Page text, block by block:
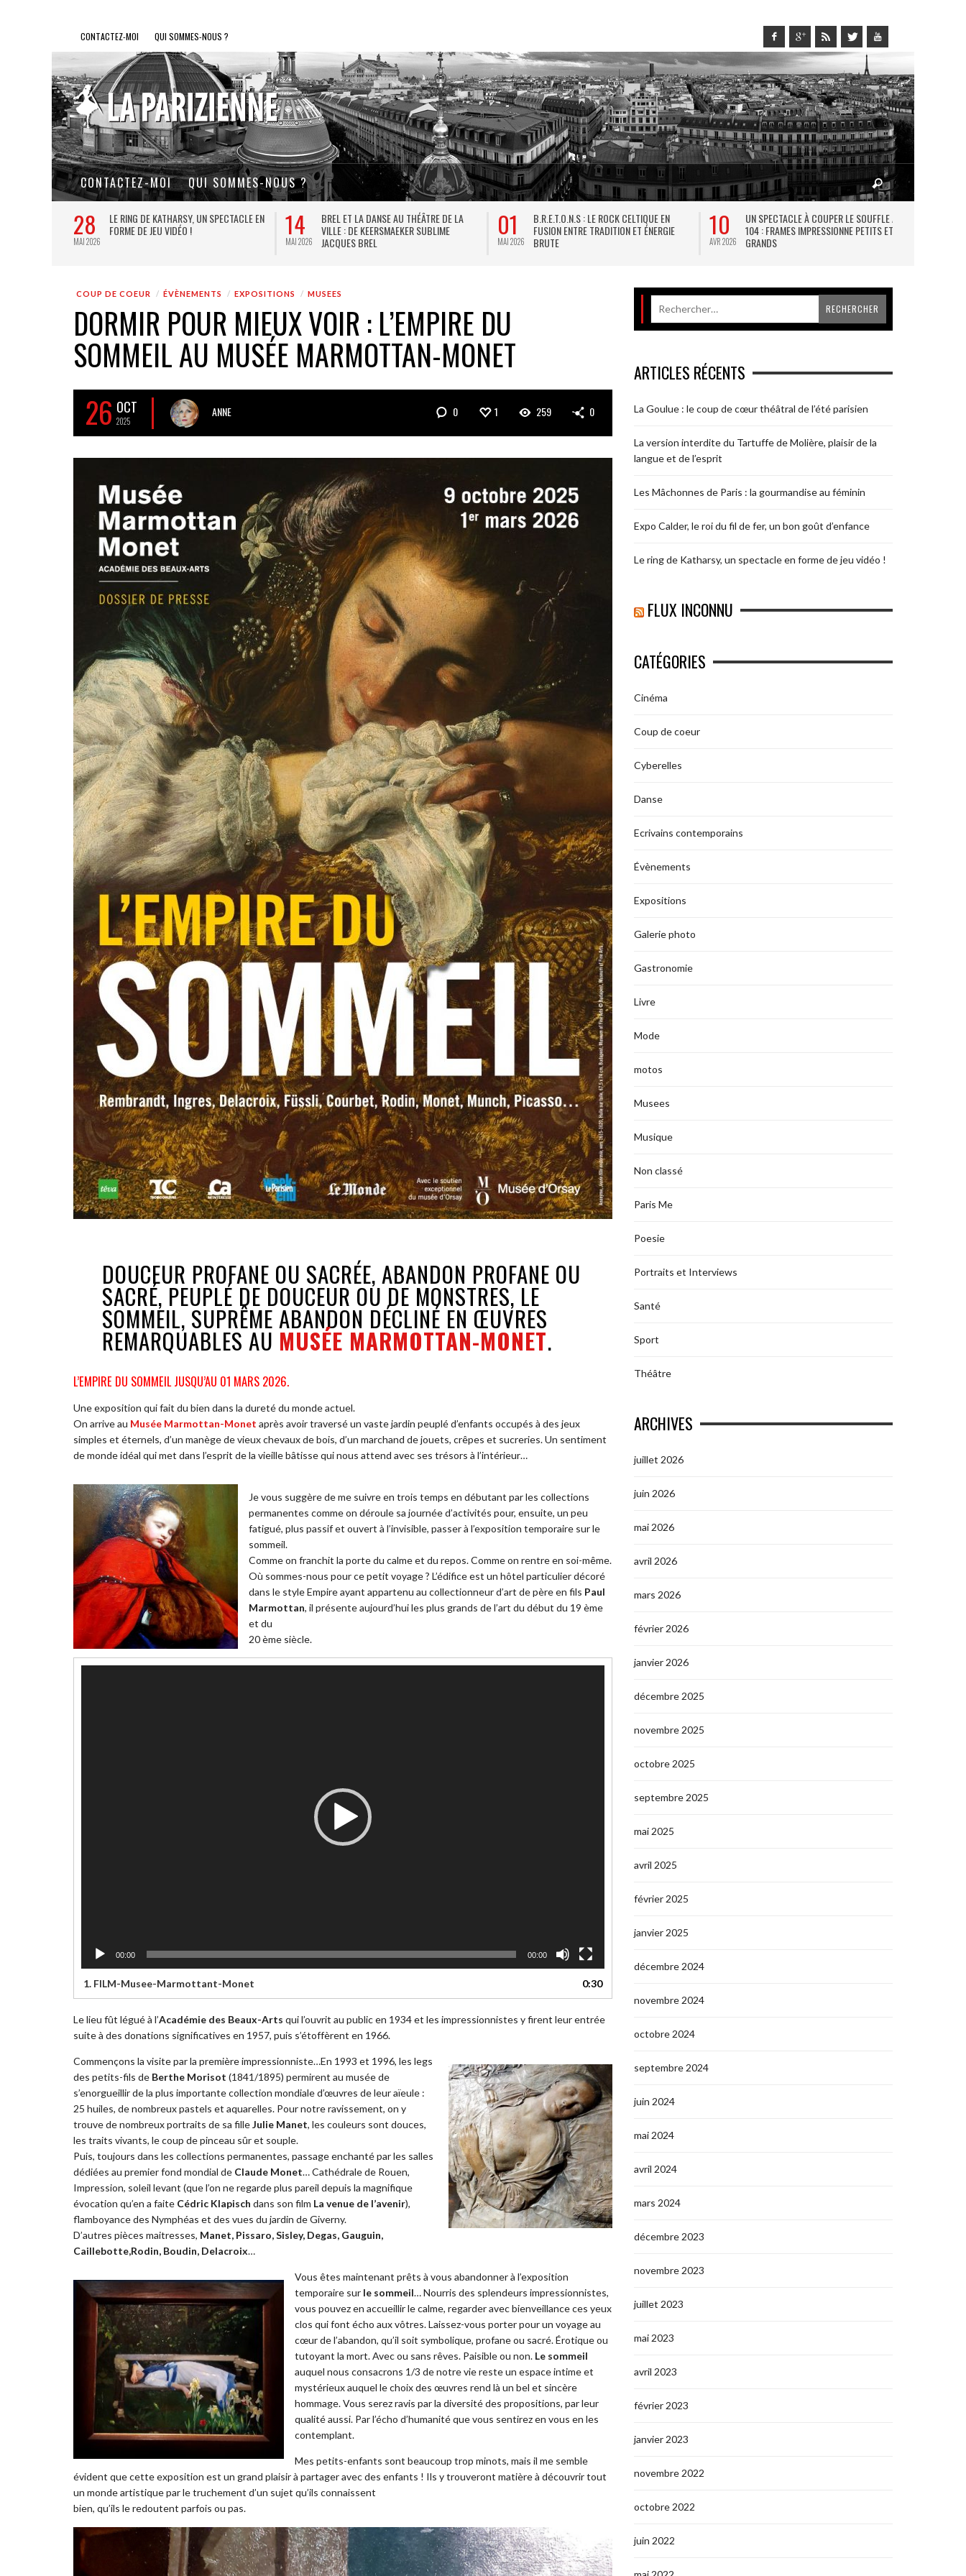
CONTACTEZ-MOI QUI SOMMES-NOUS ?
CONTACTEZ-MOI QUI SOMMES-NOUS ?
28
MAI 2026
LE RING DE KATHARSY, UN SPECTACLE EN
FORME DE JEU VIDÉO !
14
MAI 2026
BREL ET LA DANSE AU THÉÂTRE DE LA
VILLE : DE KEERSMAEKER SUBLIME
JACQUES BREL
01
MAI 2026
B.R.E.T.O.N.S : LE ROCK CELTIQUE EN
FUSION ENTRE TRADITION ET ÉNERGIE
BRUTE
10
AVR 2026
UN SPECTACLE À COUPER LE SOUFFLE AU
104 : FRAMES IMPRESSIONNE PETITS ET
GRANDS
COUP DE COEUR ÉVÈNEMENTS EXPOSITIONS MUSEES
DORMIR POUR MIEUX VOIR : L’EMPIRE DU
SOMMEIL AU MUSÉE MARMOTTAN-MONET
26 OCT
2025
ANNE 0 1 259 0
DOUCEUR PROFANE OU SACRÉE, ABANDON PROFANE OU
SACRÉ, PEUPLÉ DE DOUCEUR OU DE MONSTRES, LE
SOMMEIL, SUPRÊME ABANDON DÉCLINÉ EN ŒUVRES
REMARQUABLES AU MUSÉE MARMOTTAN-MONET.
L’EMPIRE DU SOMMEIL JUSQU’AU 01 MARS 2026.
Une exposition qui fait du bien dans la dureté du monde actuel.
On arrive au Musée Marmottan-Monet après avoir traversé un vaste jardin peuplé d’enfants occupés à des jeux
simples et éternels, d’un manège de vieux chevaux de bois, d’un marchand de jouets, crêpes et sucreries. Un sentiment
de monde idéal qui met dans l’esprit de la vieille bâtisse qui nous attend avec ses trésors à l’intérieur…
Je vous suggère de me suivre en trois temps en débutant par les collections
permanentes comme on déroule sa journée d’activités pour, ensuite, un peu
fatigué, plus passif et ouvert à l’invisible, passer à l’exposition temporaire sur le
sommeil.
Comme on franchit la porte du calme et du repos. Comme on rentre en soi-même.
Où sommes-nous pour ce petit voyage ? L’édifice est un hôtel particulier décoré
dans le style Empire ayant appartenu au collectionneur d’art de père en fils Paul
Marmottan, il présente aujourd’hui les plus grands de l’art du début du 19 ème
et du
20 ème siècle.
00:00 00:00
1. FILM-Musee-Marmottant-Monet 0:30
Le lieu fût légué à l’Académie des Beaux-Arts qui l’ouvrit au public en 1934 et les impressionnistes y firent leur entrée
suite à des donations significatives en 1957, puis s’étoffèrent en 1966.
Commençons la visite par la première impressionniste…En 1993 et 1996, les legs
des petits-fils de Berthe Morisot (1841/1895) permirent au musée de
s’enorgueillir de la plus importante collection mondiale d’œuvres de leur aïeule :
25 huiles, de nombreux pastels et aquarelles. Pour notre ravissement, on y
trouve de nombreux portraits de sa filleJulie Manet, les couleurs sont douces,
les traits vivants, le coup de pinceau sûr et souple.
Puis, toujours dans les collections permanentes, passage enchanté par les salles
dédiées au premier fond mondial de Claude Monet… Cathédrale de Rouen,
Impression, soleil levant (que l’on ne regarde plus pareil depuis la magnifique
évocation qu’en a faite Cédric Klapisch dans son film La venue de l’avenir),
flamboyance des Nymphéas et des vues du jardin de Giverny.
D’autres pièces maitresses, Manet, Pissaro, Sisley, Degas, Gauguin,
Caillebotte,Rodin, Boudin, Delacroix…
Vous êtes maintenant prêts à vous abandonner à l’exposition
temporaire sur le sommeil… Nourris des splendeurs impressionnistes,
vous pouvez en accueillir le calme, regarder avec bienveillance ces yeux
clos qui font écho aux vôtres. Laissez-vous porter pour un voyage au
cœur de l’abandon, qu’il soit symbolique, profane ou sacré. Érotique ou
tutoyant la mort. Avec ou sans rêves. Paisible ou non. Le sommeil
auquel nous consacrons 1/3 de notre vie reste un espace intime et
mystérieux auquel le choix des œuvres rend là un bel et sincère
hommage. Vous serez ravis par la diversité des propositions, par leur
qualité aussi. Par l’écho d’humanité que vous sentirez en vous en les
contemplant.
Mes petits-enfants sont beaucoup trop minots, mais il me semble
évident que cette exposition est un grand plaisir à partager avec des enfants ! Ils y trouveront matière à découvrir tout
un monde artistique par le truchement d’un sujet qu’ils connaissent
bien, qu’ils le redoutent parfois ou pas.
ARTICLES RÉCENTS
La Goulue : le coup de cœur théâtral de l’été parisien
La version interdite du Tartuffe de Molière, plaisir de la
langue et de l’esprit
Les Mâchonnes de Paris : la gourmandise au féminin
Expo Calder, le roi du fil de fer, un bon goût d’enfance
Le ring de Katharsy, un spectacle en forme de jeu vidéo !
FLUX INCONNU
CATÉGORIES
Cinéma
Coup de coeur
Cyberelles
Danse
Ecrivains contemporains
Évènements
Expositions
Galerie photo
Gastronomie
Livre
Mode
motos
Musees
Musique
Non classé
Paris Me
Poesie
Portraits et Interviews
Santé
Sport
Théâtre
ARCHIVES
juillet 2026
juin 2026
mai 2026
avril 2026
mars 2026
février 2026
janvier 2026
décembre 2025
novembre 2025
octobre 2025
septembre 2025
mai 2025
avril 2025
février 2025
janvier 2025
décembre 2024
novembre 2024
octobre 2024
septembre 2024
juin 2024
mai 2024
avril 2024
mars 2024
décembre 2023
novembre 2023
juillet 2023
mai 2023
avril 2023
février 2023
janvier 2023
novembre 2022
octobre 2022
juin 2022